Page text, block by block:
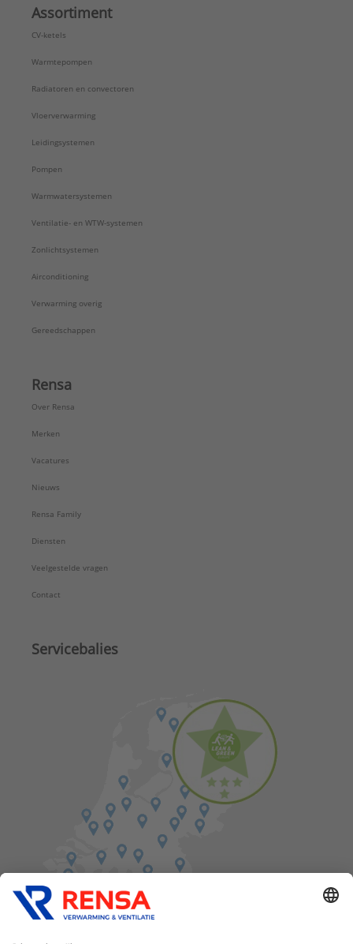
Assortiment
CV-ketels
Warmtepompen
Radiatoren en convectoren
Vloerverwarming
Leidingsystemen
Pompen
Warmwatersystemen
Ventilatie- en WTW-systemen
Zonlichtsystemen
Airconditioning
Verwarming overig
Gereedschappen
Rensa
Over Rensa
Merken
Vacatures
Nieuws
Rensa Family
Diensten
Veelgestelde vragen
Contact
Servicebalies